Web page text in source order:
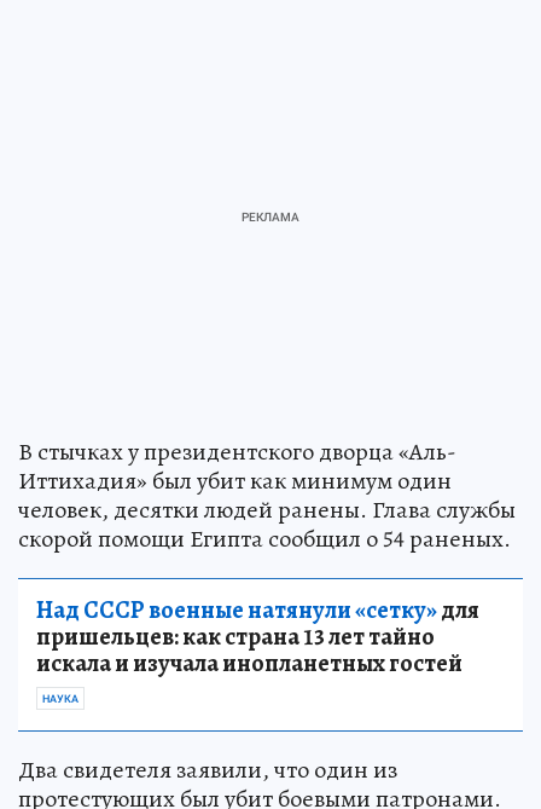
В стычках у президентского дворца «Аль-
Иттихадия» был убит как минимум один
человек, десятки людей ранены. Глава службы
скорой помощи Египта сообщил о 54 раненых.
Над СССР военные натянули «сетку»для
пришельцев: как страна 13 лет тайно
искала и изучала инопланетных гостей
НАУКА
Два свидетеля заявили, что один из
протестующих был убит боевыми патронами.